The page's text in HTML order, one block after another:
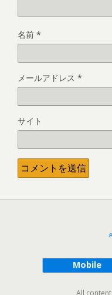
名前 *
メールアドレス *
サイト
Mobile
All